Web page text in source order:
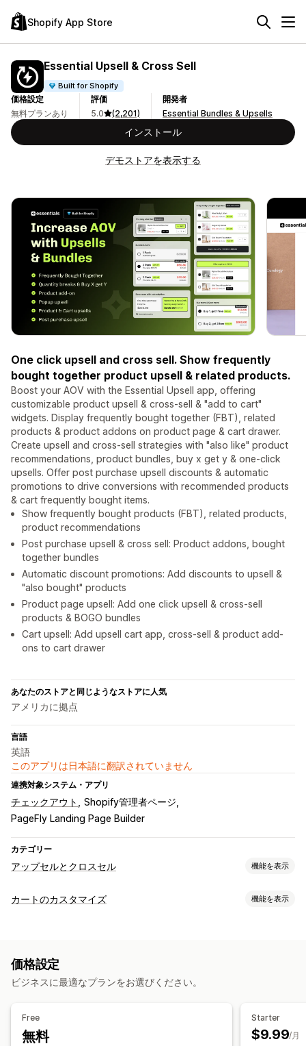
Shopify App Store
Essential Upsell & Cross Sell
Built for Shopify
価格設定
無料プランあり
評価
5.0
(2,201)
開発者
Essential Bundles & Upsells
インストール
デモストアを表示する
One click upsell and cross sell. Show frequently
bought together product upsell & related products.
Boost your AOV with the Essential Upsell app, offering
customizable product upsell & cross-sell & "add to cart"
widgets. Display frequently bought together (FBT), related
products & product addons on product page & cart drawer.
Create upsell and cross-sell strategies with "also like" product
recommendations, product bundles, buy x get y & one-click
upsells. Offer post purchase upsell discounts & automatic
promotions to drive conversions with recommended products
& cart frequently bought items.
Show frequently bought products (FBT), related products,
product recommendations
Post purchase upsell & cross sell: Product addons, bought
together bundles
Automatic discount promotions: Add discounts to upsell &
"also bought" products
Product page upsell: Add one click upsell & cross-sell
products & BOGO bundles
Cart upsell: Add upsell cart app, cross-sell & product add-
ons to cart drawer
あなたのストアと同じようなストアに人気
アメリカに拠点
言語
英語
このアプリは日本語に翻訳されていません
連携対象システム・アプリ
チェックアウト
Shopify管理者ページ
PageFly Landing Page Builder
カテゴリー
アップセルとクロスセル 機能を表示
カスタマイズ
オファーとおすすめ
よく同時購入される商品
優先処理
分析
カートのカスタマイズ 機能を表示
モバイル対応
一括割引
価格設定
ビジネスに最適なプランをお選びください。
Free
無料
Starter
$9.99/月